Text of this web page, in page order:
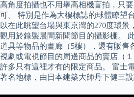
高角度拍攝也不用舉高相機盲拍，只
可。 特別是作為大樓標誌的球體瞭望
以在此眺望台場與東京灣的270度環景
觀用於錄製晨間新聞節目的攝影棚。
道具等物品的畫廊（5樓），還有販售
視劇或電視節目的周邊商品的賣店（
許多只有這裡才有的限定商品。 富士
著名地標，由日本建築大師丹下健三設